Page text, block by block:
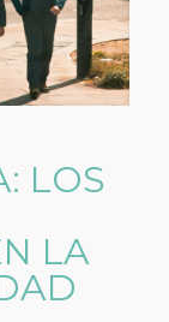
LOS
LA